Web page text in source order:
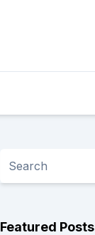
Featured Posts